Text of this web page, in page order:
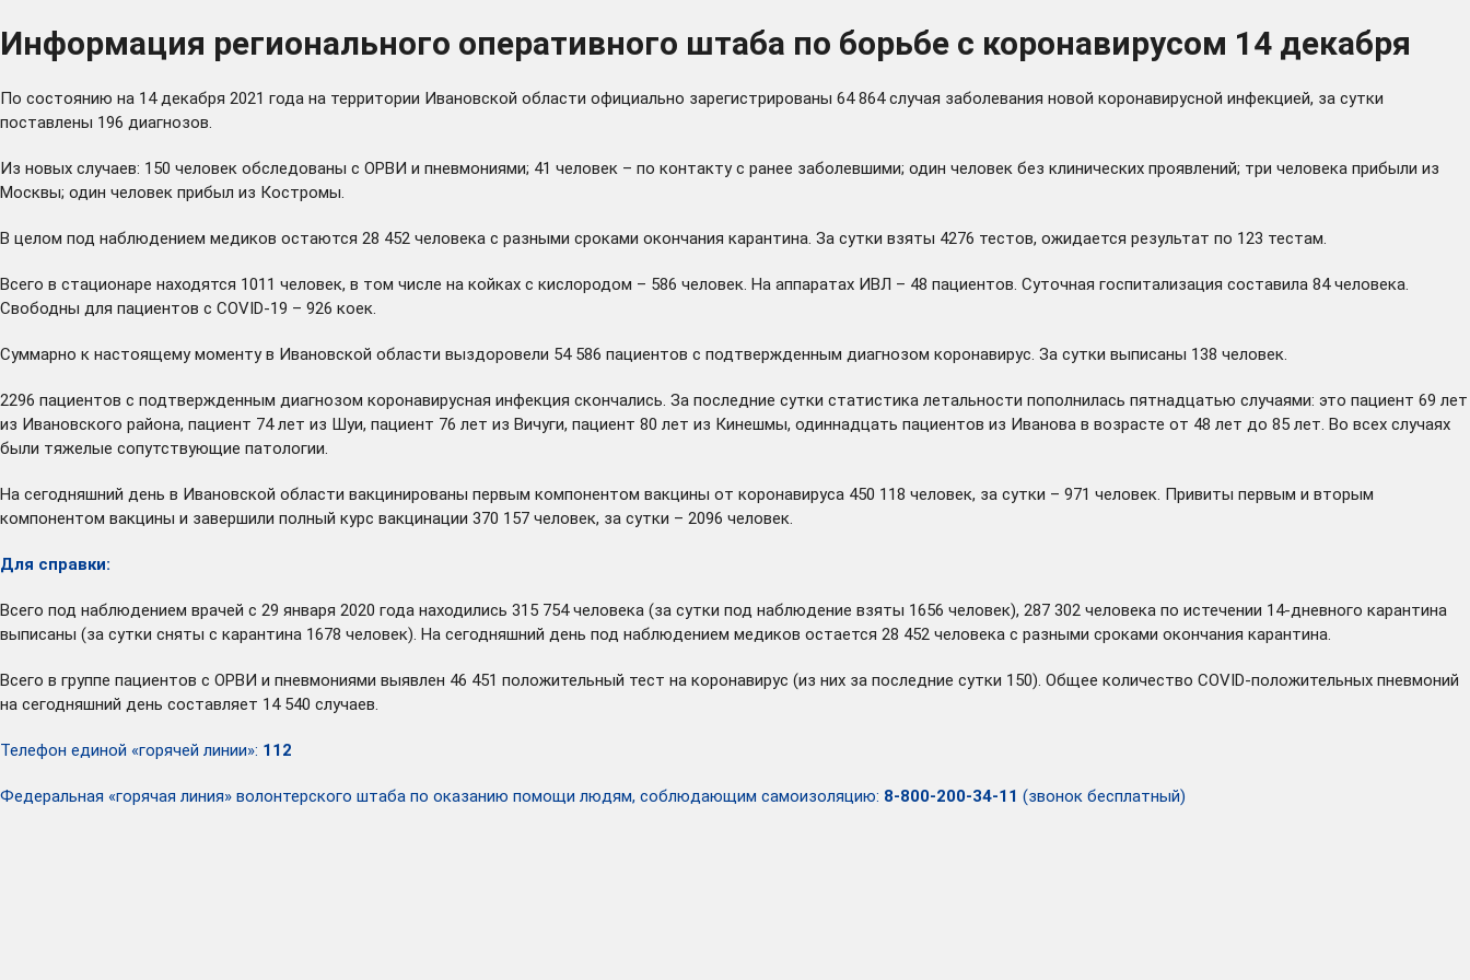
Информация регионального оперативного штаба по борьбе с коронавирусом 14 декабря
По состоянию на 14 декабря 2021 года на территории Ивановской области официально зарегистрированы 64 864 случая заболевания новой коронавирусной инфекцией, за сутки
поставлены 196 диагнозов.
Из новых случаев: 150 человек обследованы с ОРВИ и пневмониями; 41 человек – по контакту с ранее заболевшими; один человек без клинических проявлений; три человека прибыли из
Москвы; один человек прибыл из Костромы.
В целом под наблюдением медиков остаются 28 452 человека с разными сроками окончания карантина. За сутки взяты 4276 тестов, ожидается результат по 123 тестам.
Всего в стационаре находятся 1011 человек, в том числе на койках с кислородом – 586 человек. На аппаратах ИВЛ – 48 пациентов. Суточная госпитализация составила 84 человека.
Свободны для пациентов с COVID-19 – 926 коек.
Суммарно к настоящему моменту в Ивановской области выздоровели 54 586 пациентов с подтвержденным диагнозом коронавирус. За сутки выписаны 138 человек.
2296 пациентов с подтвержденным диагнозом коронавирусная инфекция скончались. За последние сутки статистика летальности пополнилась пятнадцатью случаями: это пациент 69 лет
из Ивановского района, пациент 74 лет из Шуи, пациент 76 лет из Вичуги, пациент 80 лет из Кинешмы, одиннадцать пациентов из Иванова в возрасте от 48 лет до 85 лет. Во всех случаях
были тяжелые сопутствующие патологии.
На сегодняшний день в Ивановской области вакцинированы первым компонентом вакцины от коронавируса 450 118 человек, за сутки – 971 человек. Привиты первым и вторым
компонентом вакцины и завершили полный курс вакцинации 370 157 человек, за сутки – 2096 человек.
Для справки:
Всего под наблюдением врачей с 29 января 2020 года находились 315 754 человека (за сутки под наблюдение взяты 1656 человек), 287 302 человека по истечении 14-дневного карантина
выписаны (за сутки сняты с карантина 1678 человек). На сегодняшний день под наблюдением медиков остается 28 452 человека с разными сроками окончания карантина.
Всего в группе пациентов с ОРВИ и пневмониями выявлен 46 451 положительный тест на коронавирус (из них за последние сутки 150). Общее количество COVID-положительных пневмоний
на сегодняшний день составляет 14 540 случаев.
Телефон единой «горячей линии»: 112
Федеральная «горячая линия» волонтерского штаба по оказанию помощи людям, соблюдающим самоизоляцию: 8-800-200-34-11 (звонок бесплатный)